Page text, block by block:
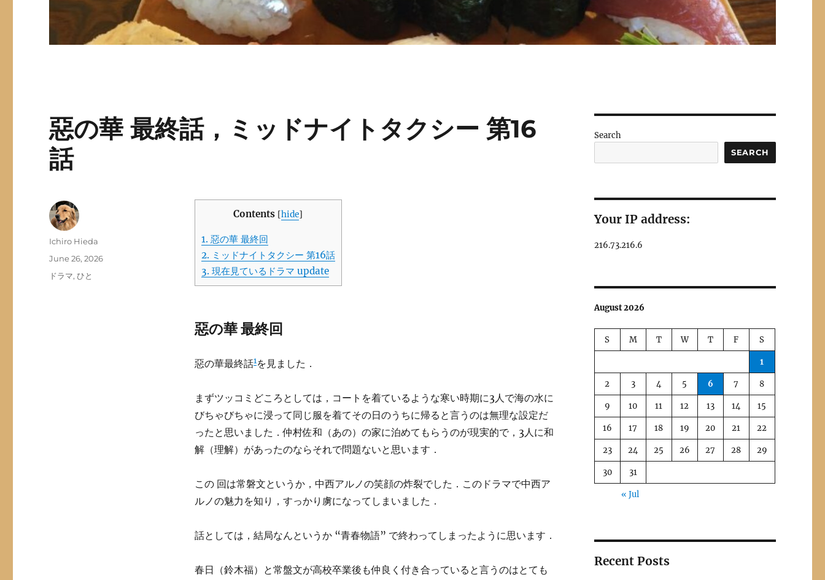
惡の華 最終話，ミッドナイトタクシー 第16
話
Contents [hide]
1. 惡の華 最終回
2. ミッドナイトタクシー 第16話
3. 現在見ているドラマ update
惡の華 最終回
惡の華最終話1を見ました．
まずツッコミどころとしては，コートを着ているような寒い時期に3人で海の水に
びちゃびちゃに浸って同じ服を着てその日のうちに帰ると言うのは無理な設定だ
ったと思いました．仲村佐和（あの）の家に泊めてもらうのが現実的で，3人に和
解（理解）があったのならそれで問題ないと思います．
この 回は常磐文というか，中西アルノの笑顔の炸裂でした．このドラマで中西ア
ルノの魅力を知り，すっかり虜になってしまいました．
話としては，結局なんというか “青春物語” で終わってしまったように思います．
春日（鈴木福）と常盤文が高校卒業後も仲良く付き合っていると言うのはとても
Author
Ichiro Hieda
Posted
on
June 26, 2026
Categories
ドラマ,ひと
Search
SEARCH
Your IP address:
216.73.216.6
August 2026
S M T W T F S
1
2 3 4 5 6 7 8
9 10 11 12 13 14 15
16 17 18 19 20 21 22
23 24 25 26 27 28 29
30 31
« Jul
Recent Posts